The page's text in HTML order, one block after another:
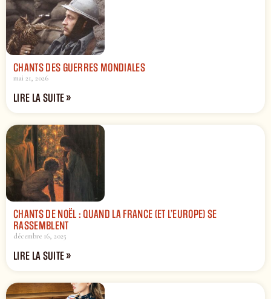
CHANTS DES GUERRES MONDIALES
mai 21, 2026
LIRE LA SUITE »
CHANTS DE NOËL : QUAND LA FRANCE (ET L’EUROPE) SE
RASSEMBLENT
décembre 16, 2025
LIRE LA SUITE »